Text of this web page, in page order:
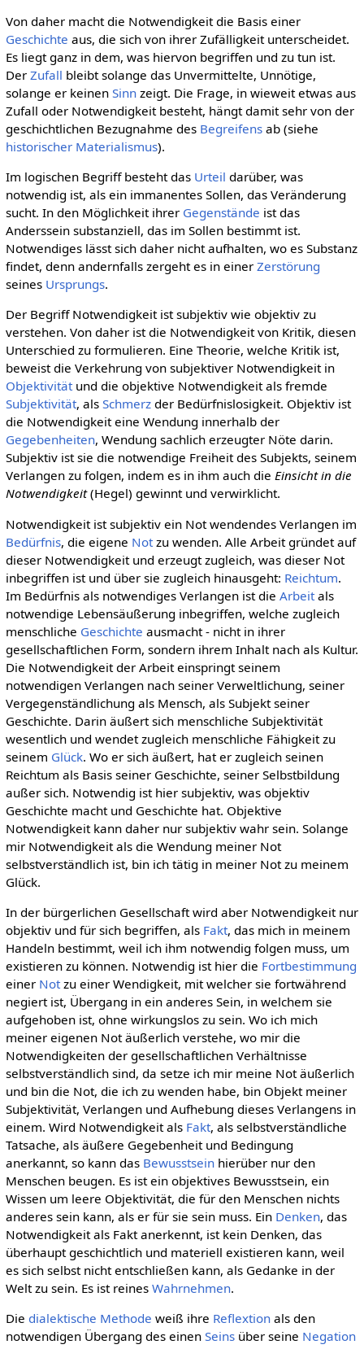
Von daher macht die Notwendigkeit die Basis einer
Geschichte aus, die sich von ihrer Zufälligkeit unterscheidet.
Es liegt ganz in dem, was hiervon begriffen und zu tun ist.
Der Zufall bleibt solange das Unvermittelte, Unnötige,
solange er keinen Sinnzeigt. Die Frage, in wieweit etwas aus
Zufall oder Notwendigkeit besteht, hängt damit sehr von der
geschichtlichen Bezugnahme des Begreifensab (siehe
historischer Materialismus).
Im logischen Begriff besteht das Urteil darüber, was
notwendig ist, als ein immanentes Sollen, das Veränderung
sucht. In den Möglichkeit ihrer Gegenstände ist das
Anderssein substanziell, das im Sollen bestimmt ist.
Notwendiges lässt sich daher nicht aufhalten, wo es Substanz
findet, denn andernfalls zergeht es in einer Zerstörung
seines Ursprungs.
Der Begriff Notwendigkeit ist subjektiv wie objektiv zu
verstehen. Von daher ist die Notwendigkeit von Kritik, diesen
Unterschied zu formulieren. Eine Theorie, welche Kritik ist,
beweist die Verkehrung von subjektiver Notwendigkeit in
Objektivitätund die objektive Notwendigkeit als fremde
Subjektivität, als Schmerzder Bedürfnislosigkeit. Objektiv ist
die Notwendigkeit eine Wendung innerhalb der
Gegebenheiten, Wendung sachlich erzeugter Nöte darin.
Subjektiv ist sie die notwendige Freiheit des Subjekts, seinem
Verlangen zu folgen, indem es in ihm auch die Einsicht in die
Notwendigkeit(Hegel) gewinnt und verwirklicht.
Notwendigkeit ist subjektiv ein Not wendendes Verlangen im
Bedürfnis, die eigene Notzu wenden. Alle Arbeit gründet auf
dieser Notwendigkeit und erzeugt zugleich, was dieser Not
inbegriffen ist und über sie zugleich hinausgeht: Reichtum.
Im Bedürfnis als notwendiges Verlangen ist die Arbeitals
notwendige Lebensäußerung inbegriffen, welche zugleich
menschliche Geschichte ausmacht - nicht in ihrer
gesellschaftlichen Form, sondern ihrem Inhalt nach als Kultur.
Die Notwendigkeit der Arbeit einspringt seinem
notwendigen Verlangen nach seiner Verweltlichung, seiner
Vergegenständlichung als Mensch, als Subjekt seiner
Geschichte. Darin äußert sich menschliche Subjektivität
wesentlich und wendet zugleich menschliche Fähigkeit zu
seinem Glück. Wo er sich äußert, hat er zugleich seinen
Reichtum als Basis seiner Geschichte, seiner Selbstbildung
außer sich. Notwendig ist hier subjektiv, was objektiv
Geschichte macht und Geschichte hat. Objektive
Notwendigkeit kann daher nur subjektiv wahr sein. Solange
mir Notwendigkeit als die Wendung meiner Not
selbstverständlich ist, bin ich tätig in meiner Not zu meinem
Glück.
In der bürgerlichen Gesellschaft wird aber Notwendigkeit nur
objektiv und für sich begriffen, als Fakt, das mich in meinem
Handeln bestimmt, weil ich ihm notwendig folgen muss, um
existieren zu können. Notwendig ist hier die Fortbestimmung
einer Notzu einer Wendigkeit, mit welcher sie fortwährend
negiert ist, Übergang in ein anderes Sein, in welchem sie
aufgehoben ist, ohne wirkungslos zu sein. Wo ich mich
meiner eigenen Not äußerlich verstehe, wo mir die
Notwendigkeiten der gesellschaftlichen Verhältnisse
selbstverständlich sind, da setze ich mir meine Not äußerlich
und bin die Not, die ich zu wenden habe, bin Objekt meiner
Subjektivität, Verlangen und Aufhebung dieses Verlangens in
einem. Wird Notwendigkeit als Fakt, als selbstverständliche
Tatsache, als äußere Gegebenheit und Bedingung
anerkannt, so kann das Bewusstseinhierüber nur den
Menschen beugen. Es ist ein objektives Bewusstsein, ein
Wissen um leere Objektivität, die für den Menschen nichts
anderes sein kann, als er für sie sein muss. Ein Denken, das
Notwendigkeit als Fakt anerkennt, ist kein Denken, das
überhaupt geschichtlich und materiell existieren kann, weil
es sich selbst nicht entschließen kann, als Gedanke in der
Welt zu sein. Es ist reines Wahrnehmen.
Die dialektische Methode weiß ihre Reflextionals den
notwendigen Übergang des einen Seinsüber seine Negation